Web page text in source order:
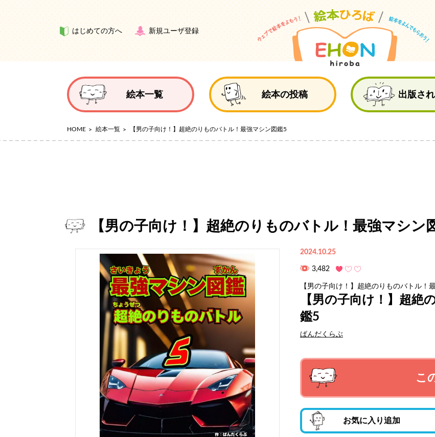
はじめての方へ 新規ユーザ登録
絵本一覧 絵本の投稿 出版さ
HOME 絵本一覧 【男の子向け！】超絶のりものバトル！最強マシン図鑑5
【男の子向け！】超絶のりものバトル！最強マシン
2024.10.25
3,482
【男の子向け！】超絶のりものバトル！
【男の子向け！】超絶
鑑5
ぱんだくらぶ
こ
お気に入り追加